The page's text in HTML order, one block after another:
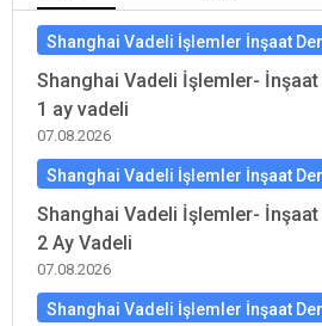
Shanghai Vadeli İşlemler İnşaat
Shanghai Vadeli İşlemler-
1 ay vadeli
07.08.2026
Shanghai Vadeli İşlemler İnşaat
Shanghai Vadeli İşlemler-
2 Ay Vadeli
07.08.2026
Shanghai Vadeli İşlemler İnşaat